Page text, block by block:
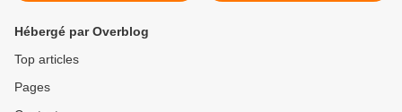
Hébergé par Overblog
Top articles
Pages